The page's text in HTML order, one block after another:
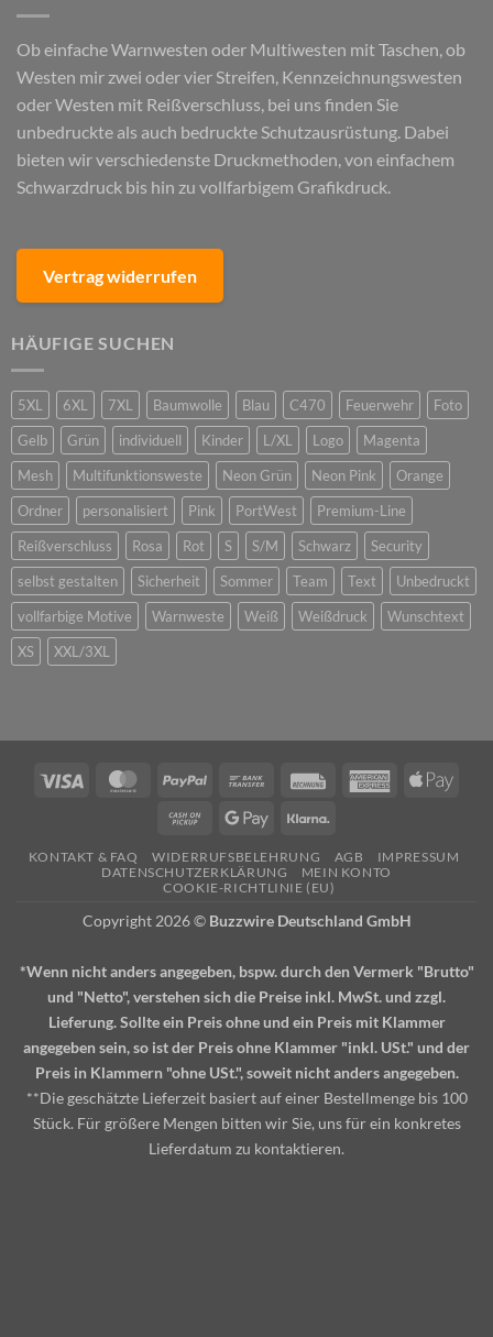
Ob einfache Warnwesten oder Multiwesten mit Taschen, ob
Westen mir zwei oder vier Streifen, Kennzeichnungswesten
oder Westen mit Reißverschluss, bei uns finden Sie
unbedruckte als auch bedruckte Schutzausrüstung. Dabei
bieten wir verschiedenste Druckmethoden, von einfachem
Schwarzdruck bis hin zu vollfarbigem Grafikdruck.
Vertrag widerrufen
HÄUFIGE SUCHEN
5XL 6XL 7XL Baumwolle Blau C470 Feuerwehr
Foto
Gelb
Grün individuell Kinder L/XL Logo
Magenta
Mesh
Multifunktionsweste Neon Grün Neon Pink
Orange
Ordner
personalisiert Pink PortWest
Premium-Line
Reißverschluss
Rosa Rot S S/M Schwarz
Security
selbst gestalten
Sicherheit Sommer Team Text
Unbedruckt
vollfarbige Motive
Warnweste Weiß Weißdruck
Wunschtext
XS
XXL/3XL
Visa MasterCardPayPal
Bank
Rechung
AmericanApple
Cash
Pickup
Google
KONTAKT & FAQ WIDERRUFSBELEHRUNG AGB
IMPRESSUM
DATENSCHUTZERKLÄRUNG
MEIN KONTO
COOKIE-RICHTLINIE (EU)
Copyright 2026 © Buzzwire Deutschland GmbH
*Wenn nicht anders angegeben, bspw. durch den Vermerk "Brutto"
und "Netto", verstehen sich die Preise inkl. MwSt. und zzgl.
Lieferung. Sollte ein Preis ohne und ein Preis mit Klammer
angegeben sein, so ist der Preis ohne Klammer "inkl. USt." und der
Preis in Klammern "ohne USt.", soweit nicht anders angegeben.
**Die geschätzte Lieferzeit basiert auf einer Bestellmenge bis 100
Stück. Für größere Mengen bitten wir Sie, uns für ein konkretes
Lieferdatum zu kontaktieren.